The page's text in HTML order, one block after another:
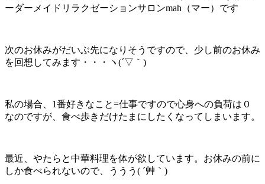
ーダーメイドリラクゼーションサロンmah（マー）です
次のお休みがだいぶ先になりそうですので、少し前のお休み
を回想してみます・・・ヽ(´▽｀)
私の場合、1番好きなこと=仕事ですので心身への負荷は０
なのですが、食べ歩きだけたまにしたくなってしまいます。
最近、やたらと中華料理を体が欲しています。お休みの前に
しか食べられないので、ううう( ´艸｀)